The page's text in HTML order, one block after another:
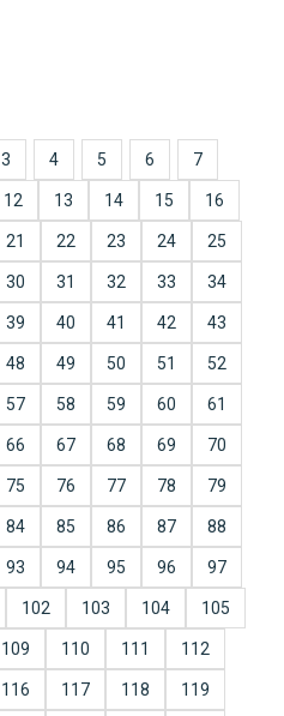
3 4 5 6 7
12 13 14 15 16
21 22 23 24 25
30 31 32 33 34
39 40 41 42 43
48 49 50 51 52
57 58 59 60 61
66 67 68 69 70
75 76 77 78 79
84 85 86 87 88
93 94 95 96 97
102 103 104 105
109 110 111 112
116 117 118 119